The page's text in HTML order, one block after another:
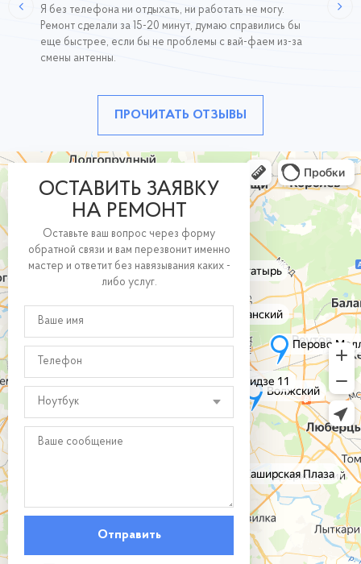
Я без телефона ни отдыхать, ни работать не могу.
Ремонт сделали за 15-20 минут, думаю справились бы
еще быстрее, если бы не проблемы с вай-фаем из-за
смены антенны.
ПРОЧИТАТЬ ОТЗЫВЫ
ОСТАВИТЬ ЗАЯВКУ
НА РЕМОНТ
Оставьте ваш вопрос через форму
обратной связи и вам перезвонит именно
мастер и ответит без навязывания каких -
либо услуг.
Ноутбук